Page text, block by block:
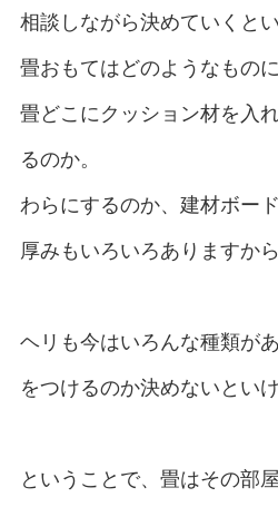
相談しながら決めていくと
畳おもてはどのようなものに
畳どこにクッション材を入
るのか。
わらにするのか、建材ボー
厚みもいろいろありますから
ヘリも今はいろんな種類が
をつけるのか決めないとい
ということで、畳はその部